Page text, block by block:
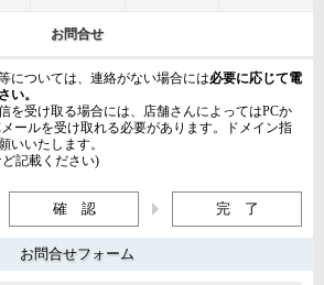
お問合せ
については、連絡がない場合には必要に応じて電
い。
を受け取る場合には、店舗さんによってはPCか
ールを受け取れる必要があります。ドメイン指
いいたします。
記載ください)
確 認 完 了
お問合せフォーム